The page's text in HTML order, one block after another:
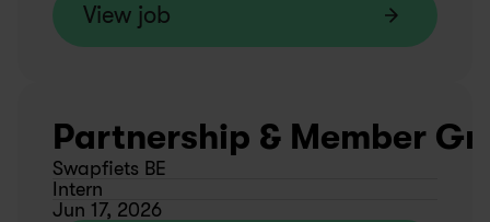
View job
Partnership & Member
Swapfiets BE
Intern
Jun 17, 2026